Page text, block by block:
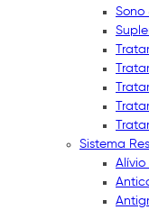
Sono
Sistema